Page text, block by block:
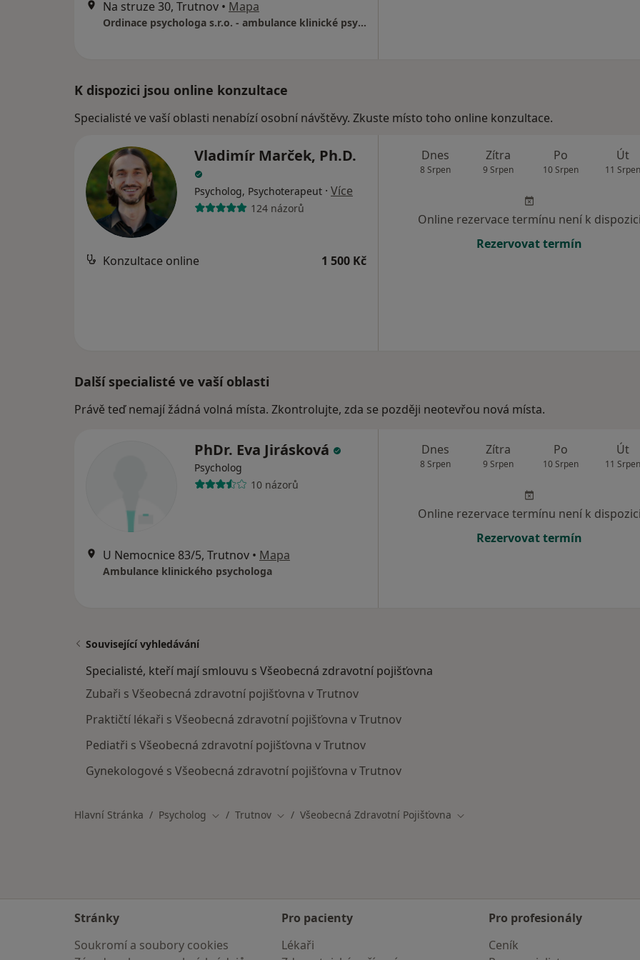
Na struze 30, Trutnov • Mapa
Ordinace psychologa s.r.o. - ambulance klinické psychologie pro děti a dospělé
K dispozici jsou online konzultace
Specialisté ve vaší oblasti nenabízí osobní návštěvy. Zkuste místo toho online konzultace.
Vladimír Marček, Ph.D.
Psycholog, Psychoterapeut · Více
124 názorů
Konzultace online 1 500 Kč
Dnes
8 Srpen
Zítra
9 Srpen
Po
10 Srpen
Út
11 Srpen
Online rezervace termínu není k dispozici
Rezervovat termín
Další specialisté ve vaší oblasti
Právě teď nemají žádná volná místa. Zkontrolujte, zda se později neotevřou nová místa.
PhDr. Eva Jirásková
Psycholog
10 názorů
U Nemocnice 83/5, Trutnov • Mapa
Ambulance klinického psychologa
Dnes
8 Srpen
Zítra
9 Srpen
Po
10 Srpen
Út
11 Srpen
Online rezervace termínu není k dispozici
Rezervovat termín
Související vyhledávání
Specialisté, kteří mají smlouvu s Všeobecná zdravotní pojišťovna
Zubaři s Všeobecná zdravotní pojišťovna v Trutnov
Praktičtí lékaři s Všeobecná zdravotní pojišťovna v Trutnov
Pediatři s Všeobecná zdravotní pojišťovna v Trutnov
Gynekologové s Všeobecná zdravotní pojišťovna v Trutnov
Hlavní Stránka Psycholog Změna města
Trutnov Změna města
Všeobecná Zdravotní Pojišťovna Změna města
Stránky
Soukromí a soubory cookies
Pro pacienty
Lékaři
Pro profesionály
Ceník